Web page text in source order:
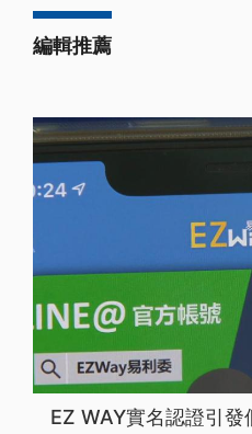
編輯推薦
EZ WAY實名認證引